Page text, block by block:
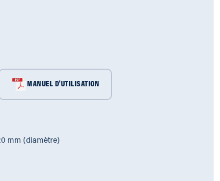
MANUEL D'UTILISATION
mm (diamètre)